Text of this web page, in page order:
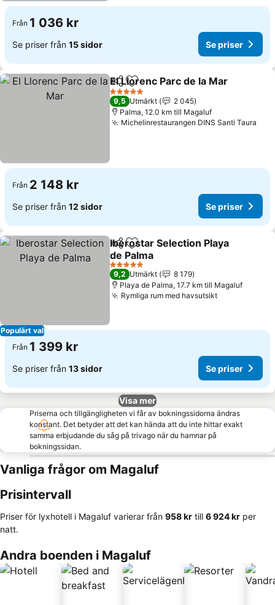
Från 1 036 kr
Se priser från 15 sidor Se priser
Dela Lägg till i Mina Favoriter
El Llorenc Parc de la Mar
5 Stjärnor
9,5 Utmärkt
2 045
Palma, 12.0 km till Magaluf
Michelinrestaurangen DINS Santi Taura
Från 2 148 kr
Se priser från 12 sidor Se priser
Populärt val
Dela Lägg till i Mina Favoriter
Iberostar Selection Playa
de Palma
Se priser
5 Stjärnor
9,2 Utmärkt
8 179
Playa de Palma, 17.7 km till Magaluf
Rymliga rum med havsutsiktSe priser
Från 1 399 kr
Se priser från 13 sidor Se priser
Visa mer
Priserna och tillgängligheten vi får av bokningssidorna ändras
konstant. Det betyder att det kan hända att du inte hittar exakt
samma erbjudande du såg på trivago när du hamnar på
bokningssidan.
Vanliga frågor om Magaluf
Prisintervall
Priser för lyxhotell i Magaluf varierar från ‎958 kr till ‎6 924 kr per
natt.
Andra boenden i Magaluf